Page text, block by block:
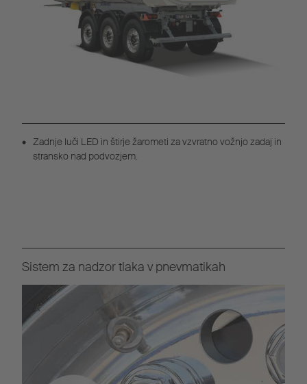
Zadnje luči LED in štirje žarometi za vzvratno vožnjo zadaj in
stransko nad podvozjem.
Sistem za nadzor tlaka v pnevmatikah